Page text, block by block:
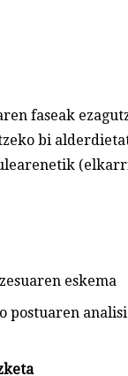
faseak
bi
eskema
postuaren